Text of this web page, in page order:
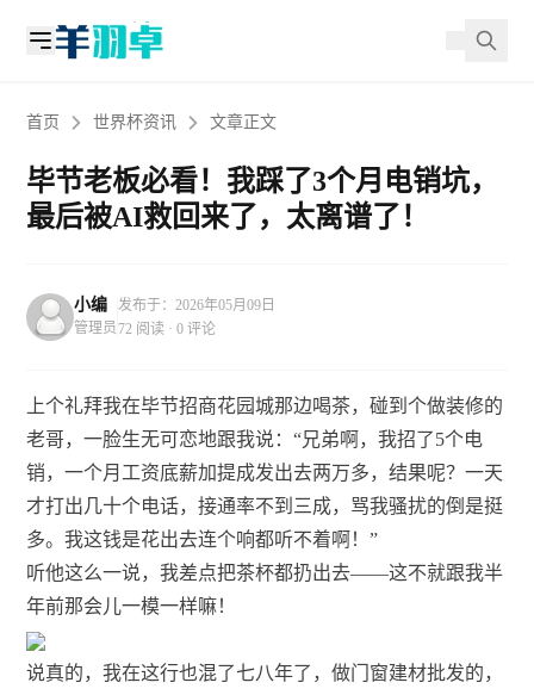
首页 世界杯资讯 文章正文
毕节老板必看！我踩了3个月电销坑，
最后被AI救回来了，太离谱了！
小编
管理员
发布于：2026年05月09日
72 阅读 · 0 评论
上个礼拜我在毕节招商花园城那边喝茶，碰到个做装修的
老哥，一脸生无可恋地跟我说：“兄弟啊，我招了5个电
销，一个月工资底薪加提成发出去两万多，结果呢？一天
才打出几十个电话，接通率不到三成，骂我骚扰的倒是挺
多。我这钱是花出去连个响都听不着啊！”
听他这么一说，我差点把茶杯都扔出去——这不就跟我半
年前那会儿一模一样嘛！
说真的，我在这行也混了七八年了，做门窗建材批发的，